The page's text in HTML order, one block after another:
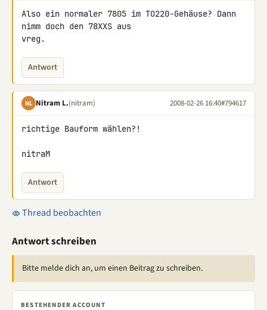
Also ein normaler 7805 im TO220-Gehäuse? Dann
nimm doch den 78XXS aus
vreg.
Antwort
NL Nitram L.(nitram) 2008-02-26 16:40#794617
richtige Bauform wählen?!
nitraM
Antwort
Thread beobachten
Antwort schreiben
Bitte melde dich an, um einen Beitrag zu schreiben.
BESTEHENDER ACCOUNT